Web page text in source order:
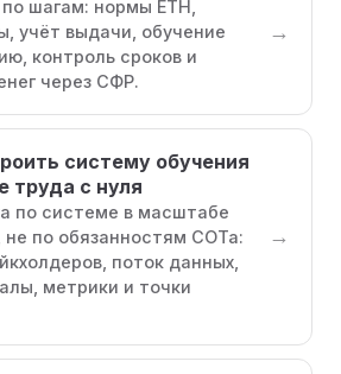
по шагам: нормы ЕТН,
учёт выдачи, обучение
контроль сроков и
через СФР.
→
систему обучения
труда с нуля
по системе в масштабе
не по обязанностям СОТа:
поток данных,
метрики и точки
→